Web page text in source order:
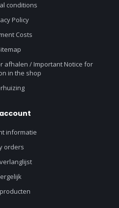
conditions
Policy
Costs
afhalen / Important Notice for
in the shop
informatie
orders